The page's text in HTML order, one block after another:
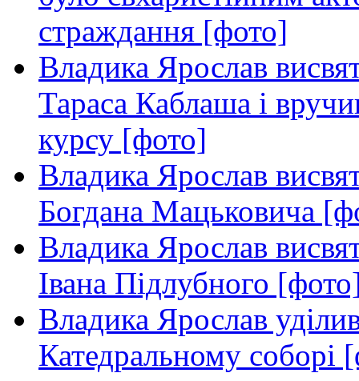
страждання [фото]
Владика Ярослав
Тараса Каблаша і
курсу [фото]
Владика Ярослав
Богдана Мацьковича
Владика Ярослав
Івана Підлубного
Владика Ярослав
Катедральному соборі